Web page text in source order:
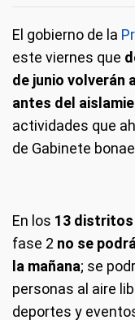
El gobierno de la
este viernes que
de junio volverán
antes del
actividades que
de Gabinete
En los 13 distritos
fase 2 no se
la mañana; se
personas al aire
deportes y